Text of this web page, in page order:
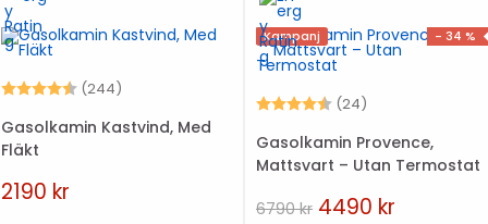
Betyg: (244)
Gasolkamin Kastvind, Med
Fläkt
2190 kr
- 34 %
Kampanj
Betyg: (24)
Gasolkamin Provence,
Mattsvart – Utan Termostat
6790kr 4490 kr